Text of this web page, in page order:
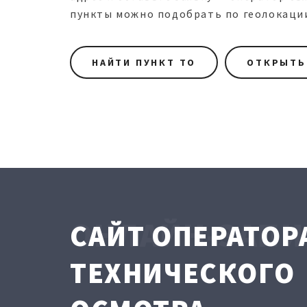
пункты можно подобрать по
НАЙТИ ПУНКТ ТО ОТКРЫТЬ
САЙТ
ТЕХНИЧЕСКОГО
ОНЛАЙН-